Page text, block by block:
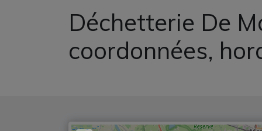
Déchetterie De
coordonnées,